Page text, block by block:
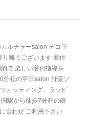
ルチャーsalon デコラ
り難うございます 着付
で 楽しい着付指導を
分程の平田salon 野菜ソ
カッティング、ラッピ
駅から徒歩7分程の麻
合わせ ご利用下さい